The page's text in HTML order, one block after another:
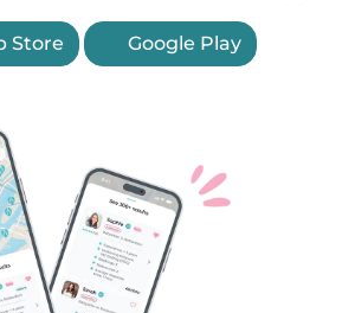
Store Google Play